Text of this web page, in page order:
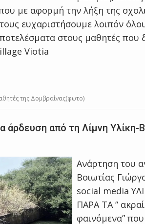
με αφορμή την λήξη της
ευχαριστήσουμε λοιπόν
στους μαθητές που
Viotia
της Δομβραίνας(φωτο)
άρδευση από τη Λίμνη
Ανάρτηση του
Βοιωτίας
social media
ΠΑΡΑ ΤΑ ”
φαινόμενα”